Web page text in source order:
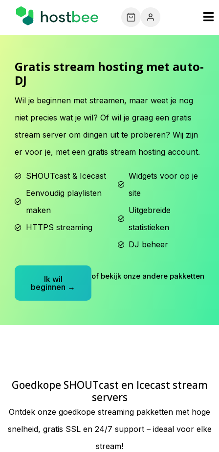
Gratis stream hosting met auto-
DJ
Wil je beginnen met streamen, maar weet je nog
niet precies wat je wil? Of wil je graag een gratis
stream server om dingen uit te proberen? Wij zijn
er voor je, met een gratis stream hosting account.
SHOUTcast & Icecast
Eenvoudig playlisten
maken
HTTPS streaming
Widgets voor op je
site
Uitgebreide
statistieken
DJ beheer
Ik wil
beginnen →
of bekijk onze andere pakketten
Goedkope SHOUTcast en Icecast stream
servers
Ontdek onze goedkope streaming pakketten met hoge
snelheid, gratis SSL en 24/7 support – ideaal voor elke
stream!